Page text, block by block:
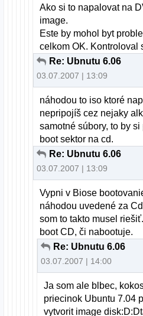
Ako si to napalovat na
image.
Este by mohol byt
celkom OK. Kontroloval
Re: Ubnutu 6.06
03.07.2007 | 13:09
náhodou to iso ktoré
nepripojíš cez nejaky
samotné súbory, to by
boot sektor na cd.
Re: Ubnutu 6.06
03.07.2007 | 13:09
Vypni v Biose
náhodou uvedené za
som to takto musel
boot CD, či nabootuje.
Re: Ubnutu 6.06
03.07.2007 | 14:00
Ja som ale blbec,
priecinok Ubuntu 7.04
vytvorit image